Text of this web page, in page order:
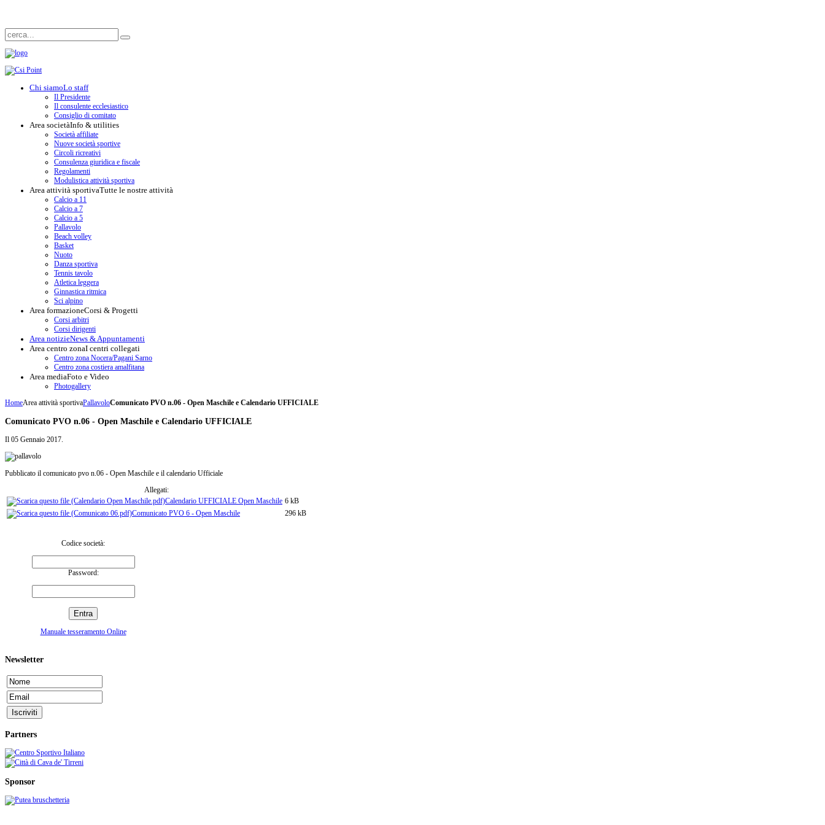
Chi siamoLo staff
Il Presidente
Il consulente ecclesiastico
Consiglio di comitato
Area societàInfo & utilities
Società affiliate
Nuove società sportive
Circoli ricreativi
Consulenza giuridica e fiscale
Regolamenti
Modulistica attività sportiva
Area attività sportivaTutte le nostre attività
Calcio a 11
Calcio a 7
Calcio a 5
Pallavolo
Beach volley
Basket
Nuoto
Danza sportiva
Tennis tavolo
Atletica leggera
Ginnastica ritmica
Sci alpino
Area formazioneCorsi & Progetti
Corsi arbitri
Corsi dirigenti
Area notizieNews & Appuntamenti
Area centro zonaI centri collegati
Centro zona Nocera/Pagani Sarno
Centro zona costiera amalfitana
Area mediaFoto e Video
Photogallery
HomeArea attività sportivaPallavoloComunicato PVO n.06 - Open Maschile e Calendario UFFICIALE
Comunicato PVO n.06 - Open Maschile e Calendario UFFICIALE
Il 05 Gennaio 2017.
Pubblicato il comunicato pvo n.06 - Open Maschile e il calendario Ufficiale
Allegati:
Calendario UFFICIALE Open Maschile 6 kB
Comunicato PVO 6 - Open Maschile
296 kB
Codice società:
Password:
Manuale tesseramento Online
Newsletter
Partners
Sponsor